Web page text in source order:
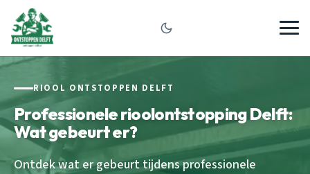
RIOOL ONTSTOPPEN DELFT
Professionele rioolontstopping Delft:
Wat gebeurt er?
Ontdek wat er gebeurt tijdens professionele